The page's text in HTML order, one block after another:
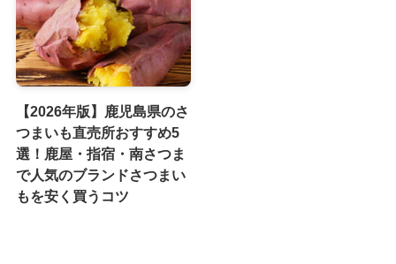
【2026年版】鹿児島県のさ
つまいも直売所おすすめ5
選！鹿屋・指宿・南さつま
で人気のブランドさつまい
もを安く買うコツ